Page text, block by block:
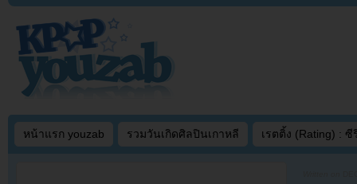
หน้าแรก youzab รวมวันเกิดศิลปินเกาหลี เรตติ้ง (Rating) : ซี